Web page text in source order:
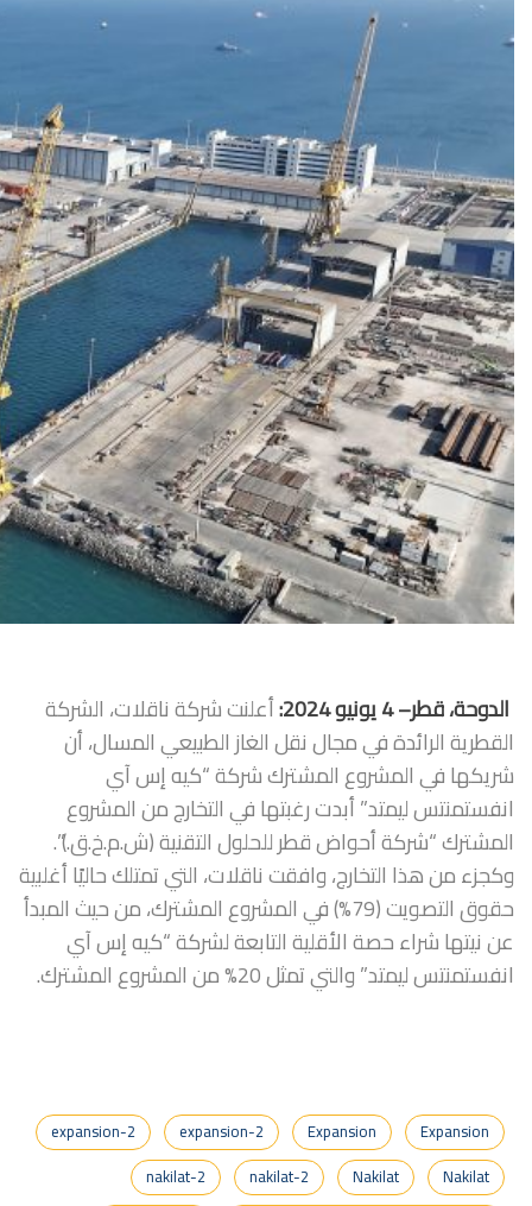
الدوحة، قطر–4يونيو 2024:
أعلنت شركة ناقلات، الشركة
القطرية الرائدة في مجال نقل الغاز الطبيعي المسال، أن
شريكها في المشروع المشترك شركة “كيه إس آي
انفستمنتس ليمتد” أبدت رغبتها في التخارج من المشروع
المشترك “شركة أحواض قطر للحلول التقنية (ش.م.خ.ق.)”.
وكجزء من هذا التخارج، وافقت ناقلات، التي تمتلك حاليًا أغلبية
حقوق التصويت (79%) في المشروع المشترك، من حيث المبدأ
عن نيتها شراء حصة الأقلية التابعة لشركة “كيه إس آي
انفستمنتس ليمتد” والتي تمثل 20% من المشروع المشترك.
Expansion
Expansion
expansion-2
expansion-2
Nakilat
Nakilat
nakilat-2
nakilat-2